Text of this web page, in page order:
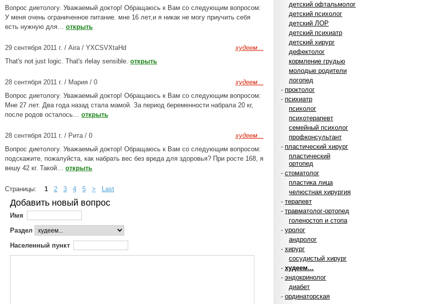
детский офтальмолог
детский психолог
детский ЛОР
детский психиатр
детский хирург
дефектолог
кормление грудью
молодые родители
логопед
- проктолог
- психиатр
психолог
психотерапевт
семейный психолог
профконсультант
- пластический хирург
пластический
ортопед
- стоматолог
пластика лица
челюстная хирургия
- терапевт
- травматолог-ортопед
голеностоп и стопа
- уролог
андролог
- хирург
сосудистый хирург
- худеем...
- эндокринолог
диабет
- ординаторская
Вопрос диетологу. Уважаемый доктор! Обращаюсь к Вам со следующим вопросом:
У меня очень ограниченное питание. мне 16 лет,и я никак не могу приучить себя
есть нужную для… открыть
худеем...
29 сентября 2011 г. / Aira / YXCSVXtaHd
That's not just logic. That's rlelay sensible. открыть
худеем...
28 сентября 2011 г. / Мария / 0
Вопрос диетологу. Уважаемый доктор! Обращаюсь к Вам со следующим вопросом:
Мне 27 лет. Два года назад стала мамой. За период беременности набрала 20 кг,
после родов осталось… открыть
худеем...
28 сентября 2011 г. / Рита / 0
Вопрос диетологу. Уважаемый доктор! Обращаюсь к Вам со следующим вопросом:
подскажите, пожалуйста, как набрать вес без вреда для здоровья? При росте 168, я
вешу 42 кг. Такой… открыть
Страницы: 1 2 3 4 5 > Last
Добавить новый вопрос
Имя
Раздел
Населенный пункт